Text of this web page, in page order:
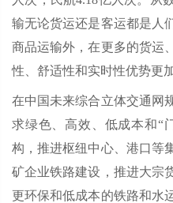
输无论货运还是客运都是人
商品运输外，在更多的货运
性、舒适性和实时性优势更
在中国未来综合立体交通网
求绿色、高效、低成本和“
构，推进枢纽中心、港口等
矿企业铁路建设，推进大宗
更环保和低成本的铁路和水